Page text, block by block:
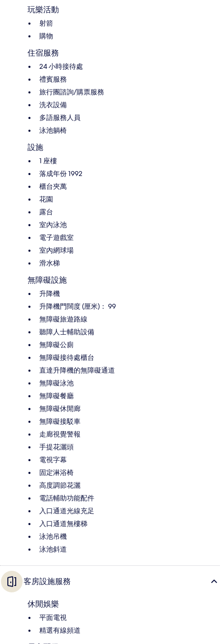
玩樂活動
射箭
購物
住宿服務
24 小時接待處
禮賓服務
旅行團諮詢/購票服務
洗衣設備
多語服務人員
泳池躺椅
設施
1 座樓
落成年份 1992
櫃台夾萬
花園
露台
室內泳池
電子遊戲室
室內網球場
滑水梯
無障礙設施
升降機
升降機門闊度 (厘米)： 99
無障礙旅遊路線
聽障人士輔助設備
無障礙公廁
無障礙接待處櫃台
直達升降機的無障礙通道
無障礙泳池
無障礙餐廳
無障礙休閒廊
無障礙接駁車
走廊視覺警報
手提花灑頭
電視字幕
固定淋浴椅
高度調節花灑
電話輔助功能配件
入口通道光線充足
入口通道無樓梯
泳池吊機
泳池斜道
客房設施服務
休閒娛樂
平面電視
精選有線頻道